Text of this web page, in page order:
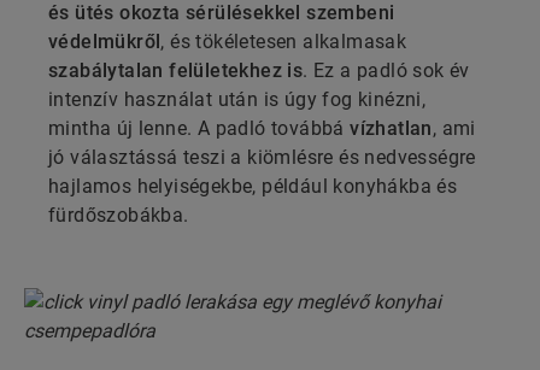
és ütés okozta sérülésekkel szembeni
védelmükről , és tökéletesen alkalmasak
szabálytalan felületekhez is. Ez a padló sok év
intenzív használat után is úgy fog kinézni,
mintha új lenne. A padló továbbávízhatlan, ami
jó választássá teszi a kiömlésre és nedvességre
hajlamos helyiségekbe, például konyhákba és
fürdőszobákba.